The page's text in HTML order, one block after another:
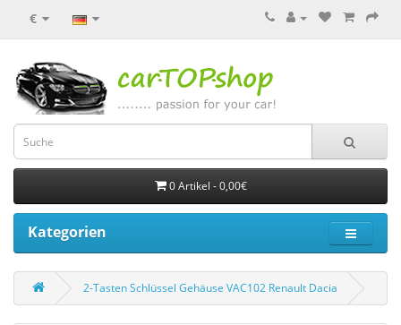
€
0 Artikel - 0,00€
Kategorien
2-Tasten Schlüssel Gehäuse VAC102 Renault Dacia